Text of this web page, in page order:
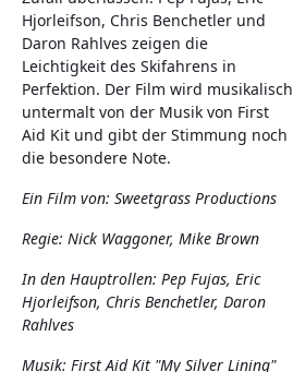
Hjorleifson, Chris Benchetler und
Daron Rahlves zeigen die
Leichtigkeit des Skifahrens in
Perfektion. Der Film wird musikalisch
untermalt von der Musik von First
Aid Kit und gibt der Stimmung noch
die besondere Note.
Ein Film von: Sweetgrass Productions
Regie: Nick Waggoner, Mike Brown
In den Hauptrollen: Pep Fujas, Eric
Hjorleifson, Chris Benchetler, Daron
Rahlves
Musik: First Aid Kit "My Silver Lining"